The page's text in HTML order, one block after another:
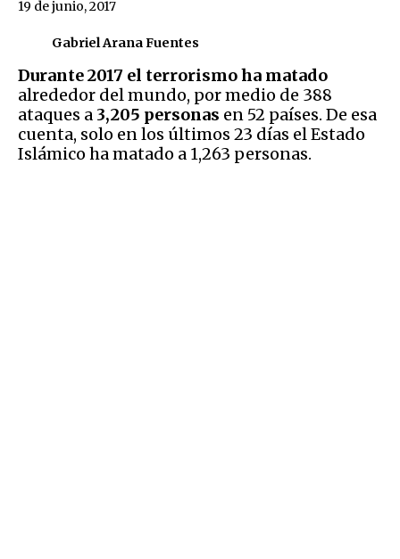
Gabriel Arana Fuentes
19 de junio, 2017
Durante 2017 el terrorismoha matado
alrededor del mundo, por medio de 388
ataques a 3,205 personas en 52 países. De esa
cuenta, solo en los últimos 23 días el Estado
Islámico ha matado a 1,263 personas.